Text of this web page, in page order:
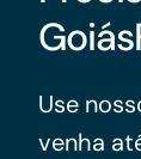
Use
venha